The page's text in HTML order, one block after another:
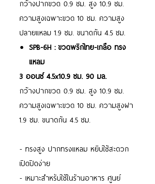
กว้างปากขวด 0.9 ซม. สูง 10.9 ซม.
ความสูงเฉพาะขวด 10 ซม. ความสูง
ปลายแหลม 1.9 ซม. ขนาดก้น 4.5 ซม.
SPB-6H : ขวดพริกไทย-เกลือ ทรง
แหลม
3 ออนซ์ 4.5x10.9 ซม. 90 มล.
กว้างปากขวด 0.9 ซม. สูง 10.9 ซม.
ความสูงเฉพาะขวด 10 ซม. ความสูงฝา
1.9 ซม. ขนาดก้น 4.5 ซม.
- ทรงสูง ปากทรงแหลม หยิบใช้สะดวก
เปิดปิดง่าย
- เหมาะสำหรับใช้ในร้านอาหาร ศูนย์